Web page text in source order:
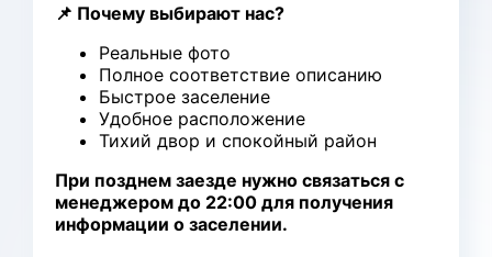
📌 Почему выбирают нас?
Реальные фото
Полное соответствие описанию
Быстрое заселение
Удобное расположение
Тихий двор и спокойный район
При позднем заезде нужно связаться с
менеджером до 22:00 для получения
информации о заселении.